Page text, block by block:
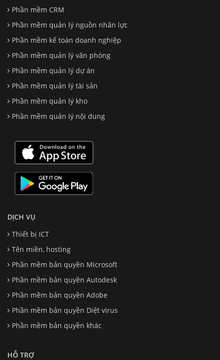
Phần mềm CRM
Phần mềm quản lý nguồn nhân lực
Phần mềm kế toán doanh nghiệp
Phần mềm quản lý văn phòng
Phần mềm quản lý dự án
Phần mềm quản lý tài sản
Phần mềm quản lý kho
Phần mềm quản lý nội dung
DỊCH VỤ
Thiết bị ICT
Tên miền, hosting
Phần mềm bản quyền Microsoft
Phần mềm bản quyền Autodesk
Phần mềm bản quyền Adobe
Phần mềm bản quyền Diệt virus
Phần mềm bản quyền khác
HỖ TRỢ